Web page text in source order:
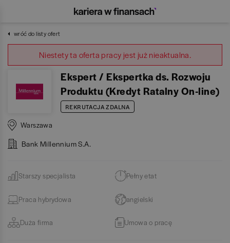
wróć do listy ofert
Niestety ta oferta pracy jest już nieaktualna.
Ekspert / Ekspertka ds. Rozwoju
Produktu (Kredyt Ratalny On-line)
REKRUTACJA ZDALNA
Warszawa
Bank Millennium S.A.
Starszy specjalista Pełny etat
Praca hybrydowa angielski
Duża firma Umowa o pracę